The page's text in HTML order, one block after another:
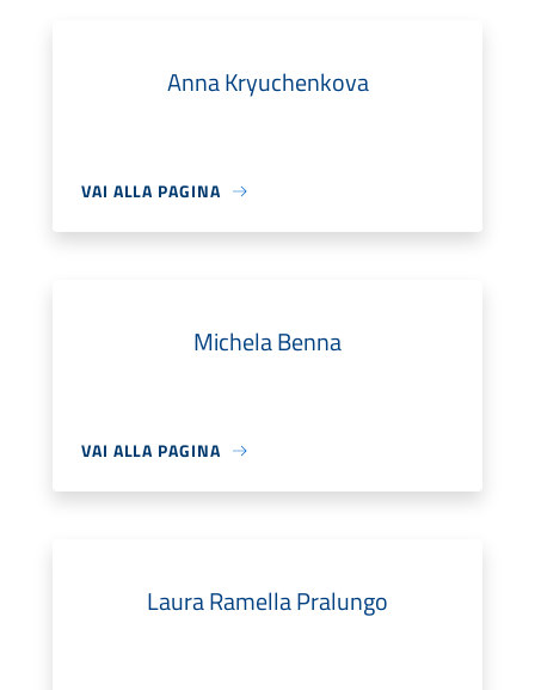
Anna Kryuchenkova
VAI ALLA PAGINA
Michela Benna
VAI ALLA PAGINA
Laura Ramella Pralungo